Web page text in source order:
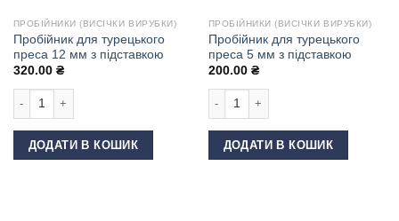
ПРОБІЙНИКИ (ВИСІЧКИ ВИРУБКИ)
Пробійник для турецького
преса 12 мм з підставкою
320.00 ₴
ДОДАТИ В КОШИК
ПРОБІЙНИКИ (ВИСІЧКИ ВИРУБКИ)
Пробійник для турецького
преса 5 мм з підставкою
200.00 ₴
ДОДАТИ В КОШИК